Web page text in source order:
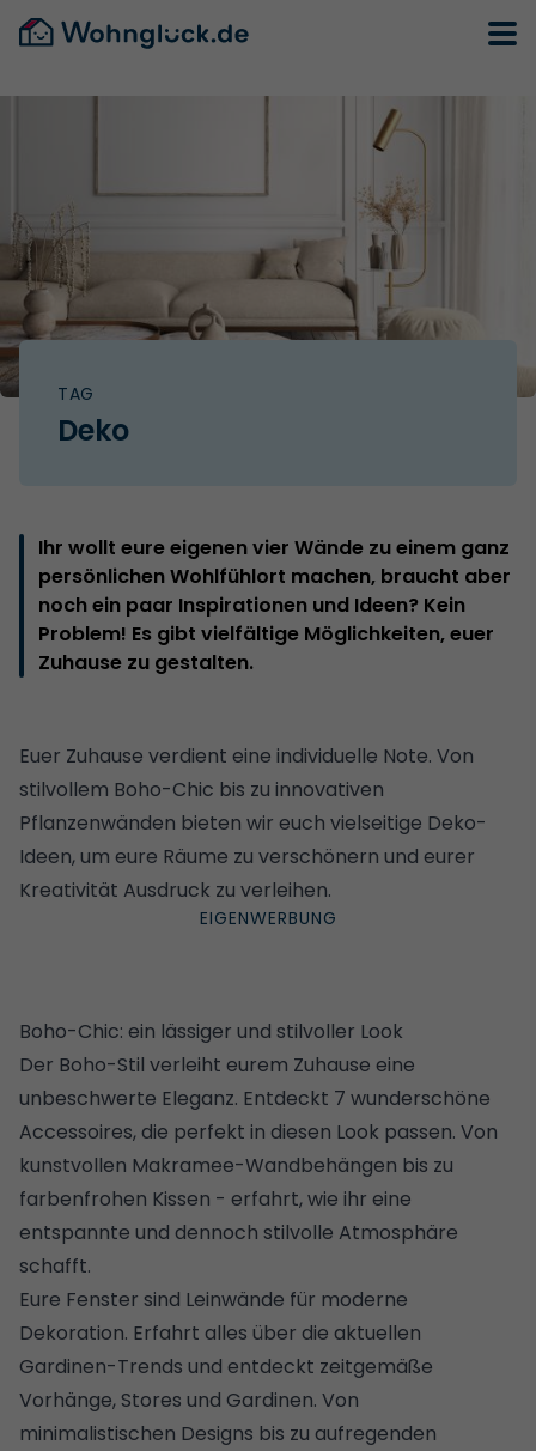
TAG
Deko
Ihr wollt eure eigenen vier Wände zu einem ganz
persönlichen Wohlfühlort machen, braucht aber
noch ein paar Inspirationen und Ideen? Kein
Problem! Es gibt vielfältige Möglichkeiten, euer
Zuhause zu gestalten.
Euer Zuhause verdient eine individuelle Note. Von
stilvollem Boho-Chic bis zu innovativen
Pflanzenwänden bieten wir euch vielseitige Deko-
Ideen, um eure Räume zu verschönern und eurer
Kreativität Ausdruck zu verleihen.
Boho-Chic: ein lässiger und stilvoller Look
Der Boho-Stil verleiht eurem Zuhause eine
unbeschwerte Eleganz. Entdeckt 7 wunderschöne
Accessoires, die perfekt in diesen Look passen. Von
kunstvollen Makramee-Wandbehängen bis zu
farbenfrohen Kissen - erfahrt, wie ihr eine
entspannte und dennoch stilvolle Atmosphäre
schafft.
Eure Fenster sind Leinwände für moderne
Dekoration. Erfahrt alles über die aktuellen
Gardinen-Trends und entdeckt zeitgemäße
Vorhänge, Stores und Gardinen. Von
minimalistischen Designs bis zu aufregenden